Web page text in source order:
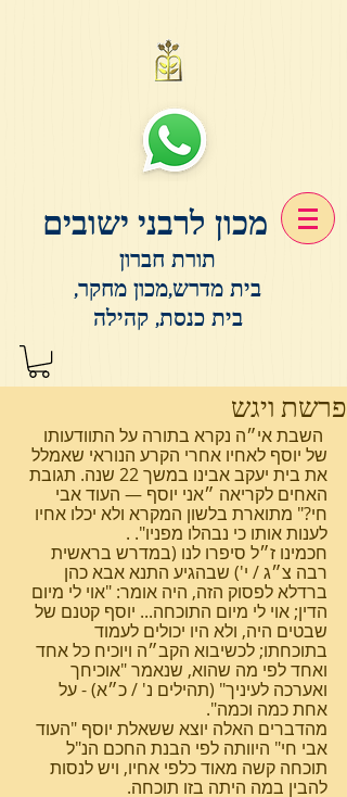
מכון לרבני ישובים
תורת חברון
בית מדרש,מכון מחקר,
בית כנסת, קהילה
פרשת ויגש
השבת אי״ה נקרא בתורה על התוודעותו
של יוסף לאחיו אחרי הקרע הנוראי שאמלל
את בית יעקב אבינו במשך 22 שנה. תגובת
האחים לקריאה ״אני יוסף — העוד אבי
חי?" מתוארת בלשון המקרא ולא יכלו אחיו
לענות אותו כי נבהלו מפניו". .
חכמינו ז״ל סיפרו לנו (במדרש בראשית
רבה צ״ג / י') שבהגיע התנא אבא כהן
ברדלא לפסוק הזה, היה אומר: "אוי לי מיום
הדין; אוי לי מיום התוכחה... יוסף קטנם של
שבטים היה, ולא היו יכולים לעמוד
בתוכחתו; לכשיבוא הקב״ה ויוכיח כל אחד
ואחד לפי מה שהוא, שנאמר "אוכיחך
ואערכה לעיניך" (תהילים נ' / כ״א) - על
אחת כמה וכמה".
מהדברים האלה יוצא ששאלת יוסף "העוד
אבי חי" היוותה לפי הבנת החכם הנ"ל
תוכחה קשה מאוד כלפי אחיו, ויש לנסות
להבין במה היתה בזו תוכחה.